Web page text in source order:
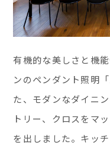
有機的な美しさと機
ンのペンダント照明
た、モダンなダイニ
トリー、クロスをマ
を出しました。キッ